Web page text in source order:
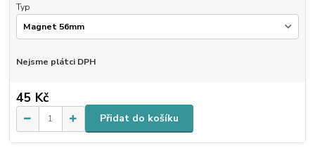
Typ
Nejsme plátci DPH
45 Kč
Přidat do košíku